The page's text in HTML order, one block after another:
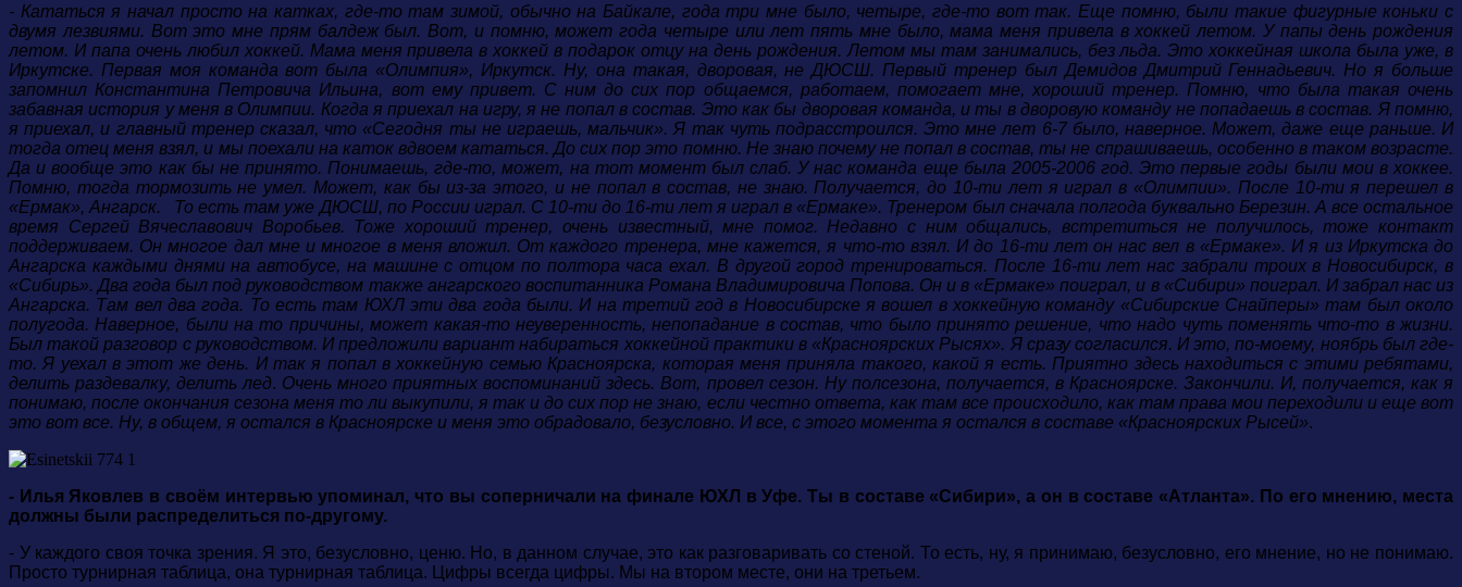
- Кататься я начал просто на катках, где-то там зимой, обычно на Байкале, года три мне было, четыре, где-то вот так. Еще помню, были такие фигурные коньки с
двумя лезвиями. Вот это мне прям балдеж был. Вот, и помню, может года четыре или лет пять мне было, мама меня привела в хоккей летом. У папы день рождения
летом. И папа очень любил хоккей. Мама меня привела в хоккей в подарок отцу на день рождения. Летом мы там занимались, без льда. Это хоккейная школа была уже, в
Иркутске. Первая моя команда вот была «Олимпия», Иркутск. Ну, она такая, дворовая, не ДЮСШ. Первый тренер был Демидов Дмитрий Геннадьевич. Но я больше
запомнил Константина Петровича Ильина, вот ему привет. С ним до сих пор общаемся, работаем, помогает мне, хороший тренер. Помню, что была такая очень
забавная история у меня в Олимпии. Когда я приехал на игру, я не попал в состав. Это как бы дворовая команда, и ты в дворовую команду не попадаешь в состав. Я помню,
я приехал, и главный тренер сказал, что «Сегодня ты не играешь, мальчик». Я так чуть подрасстроился. Это мне лет 6-7 было, наверное. Может, даже еще раньше. И
тогда отец меня взял, и мы поехали на каток вдвоем кататься. До сих пор это помню. Не знаю почему не попал в состав, ты не спрашиваешь, особенно в таком возрасте.
Да и вообще это как бы не принято. Понимаешь, где-то, может, на тот момент был слаб. У нас команда еще была 2005-2006 год. Это первые годы были мои в хоккее.
Помню, тогда тормозить не умел. Может, как бы из-за этого, и не попал в состав, не знаю. Получается, до 10-ти лет я играл в «Олимпии». После 10-ти я перешел в
«Ермак», Ангарск. То есть там уже ДЮСШ, по России играл. С 10-ти до 16-ти лет я играл в «Ермаке». Тренером был сначала полгода буквально Березин. А все остальное
время Сергей Вячеславович Воробьев. Тоже хороший тренер, очень известный, мне помог. Недавно с ним общались, встретиться не получилось, тоже контакт
поддерживаем. Он многое дал мне и многое в меня вложил. От каждого тренера, мне кажется, я что-то взял. И до 16-ти лет он нас вел в «Ермаке». И я из Иркутска до
Ангарска каждыми днями на автобусе, на машине с отцом по полтора часа ехал. В другой город тренироваться. После 16-ти лет нас забрали троих в Новосибирск, в
«Сибирь». Два года был под руководством также ангарского воспитанника Романа Владимировича Попова. Он и в «Ермаке» поиграл, и в «Сибири» поиграл. И забрал нас из
Ангарска. Там вел два года. То есть там ЮХЛ эти два года были. И на третий год в Новосибирске я вошел в хоккейную команду «Сибирские Снайперы» там был около
полугода. Наверное, были на то причины, может какая-то неуверенность, непопадание в состав, что было принято решение, что надо чуть поменять что-то в жизни.
Был такой разговор с руководством. И предложили вариант набираться хоккейной практики в «Красноярских Рысях». Я сразу согласился. И это, по-моему, ноябрь был где-
то.Я уехал в этот же день. И так я попал в хоккейную семью Красноярска, которая меня приняла такого, какой я есть. Приятно здесь находиться с этими ребятами,
делить раздевалку, делить лед. Очень много приятных воспоминаний здесь. Вот, провел сезон. Ну полсезона, получается, в Красноярске. Закончили. И, получается, как я
понимаю, после окончания сезона меня то ли выкупили, я так и до сих пор не знаю, если честно ответа, как там все происходило, как там права мои переходили и еще вот
это вот все. Ну, в общем, я остался в Красноярске и меня это обрадовало, безусловно. И все, с этого момента я остался в составе «Красноярских Рысей».
- Илья Яковлев в своём интервью упоминал, что вы соперничали на финале ЮХЛ в Уфе. Ты в составе «Сибири», а он в составе «Атланта». По его мнению, места
должны были распределиться по-другому.
- У каждого своя точка зрения. Я это, безусловно, ценю. Но, в данном случае, это как разговаривать со стеной. То есть, ну, я принимаю, безусловно, его мнение, но не понимаю.
Просто турнирная таблица, она турнирная таблица. Цифры всегда цифры. Мы на втором месте, они на третьем.